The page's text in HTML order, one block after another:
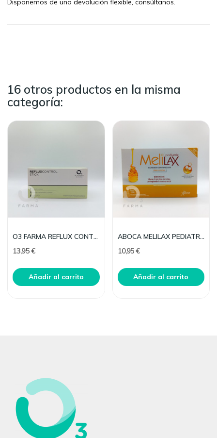
Disponemos de una devolución flexible, consúltanos.
16 otros productos en la misma
categoría:
O3 FARMA REFLUX CONTROL 20 STICK
13,95 €
Añadir al carrito
ABOCA MELILAX PEDIATRIC MICROENEMAS 5 G 6 U
10,95 €
Añadir al carrito